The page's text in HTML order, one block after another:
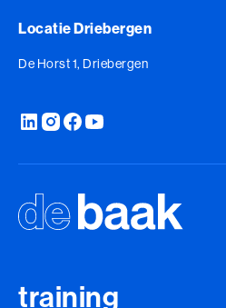
Locatie Driebergen
De Horst 1, Driebergen
training